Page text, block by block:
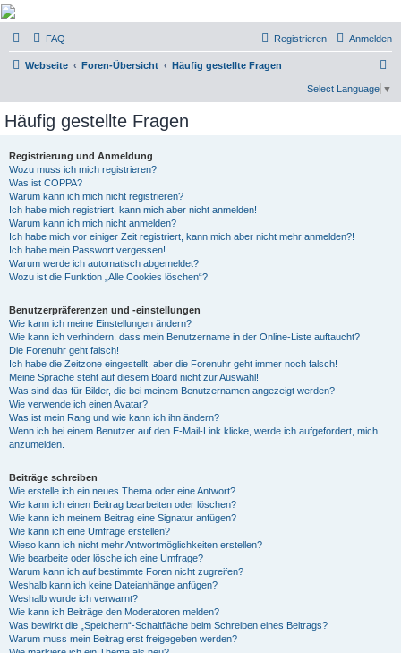
Micro Magic Forum
Deutschland
FAQ Anmelden
Registrieren
Webseite Foren-Übersicht Häufig gestellte Fragen
Select Language ▼
Häufig gestellte Fragen
Registrierung und Anmeldung
Wozu muss ich mich registrieren?
Was ist COPPA?
Warum kann ich mich nicht registrieren?
Ich habe mich registriert, kann mich aber nicht anmelden!
Warum kann ich mich nicht anmelden?
Ich habe mich vor einiger Zeit registriert, kann mich aber nicht mehr anmelden?!
Ich habe mein Passwort vergessen!
Warum werde ich automatisch abgemeldet?
Wozu ist die Funktion „Alle Cookies löschen“?
Benutzerpräferenzen und -einstellungen
Wie kann ich meine Einstellungen ändern?
Wie kann ich verhindern, dass mein Benutzername in der Online-Liste auftaucht?
Die Forenuhr geht falsch!
Ich habe die Zeitzone eingestellt, aber die Forenuhr geht immer noch falsch!
Meine Sprache steht auf diesem Board nicht zur Auswahl!
Was sind das für Bilder, die bei meinem Benutzernamen angezeigt werden?
Wie verwende ich einen Avatar?
Was ist mein Rang und wie kann ich ihn ändern?
Wenn ich bei einem Benutzer auf den E-Mail-Link klicke, werde ich aufgefordert, mich
anzumelden.
Beiträge schreiben
Wie erstelle ich ein neues Thema oder eine Antwort?
Wie kann ich einen Beitrag bearbeiten oder löschen?
Wie kann ich meinem Beitrag eine Signatur anfügen?
Wie kann ich eine Umfrage erstellen?
Wieso kann ich nicht mehr Antwortmöglichkeiten erstellen?
Wie bearbeite oder lösche ich eine Umfrage?
Warum kann ich auf bestimmte Foren nicht zugreifen?
Weshalb kann ich keine Dateianhänge anfügen?
Weshalb wurde ich verwarnt?
Wie kann ich Beiträge den Moderatoren melden?
Was bewirkt die „Speichern“-Schaltfläche beim Schreiben eines Beitrags?
Warum muss mein Beitrag erst freigegeben werden?